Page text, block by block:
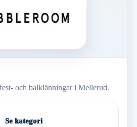
och balklänningar i Mellerud.
Se kategori